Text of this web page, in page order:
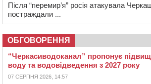
Після “перемир’я” росія атакувала
постраждали ...
ОБГОВОРЕННЯ
“Черкасиводоканал” пропонує
воду та водовідведення з 2027 року
07 СЕРПНЯ 2026, 14:57